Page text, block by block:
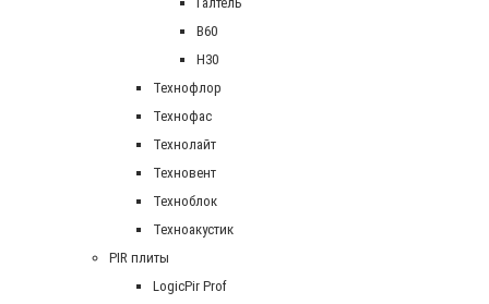
В60
Н30
Технофлор
Технофас
Технолайт
Техновент
Техноблок
Техноакустик
PIR плиты
LogicPir Prof